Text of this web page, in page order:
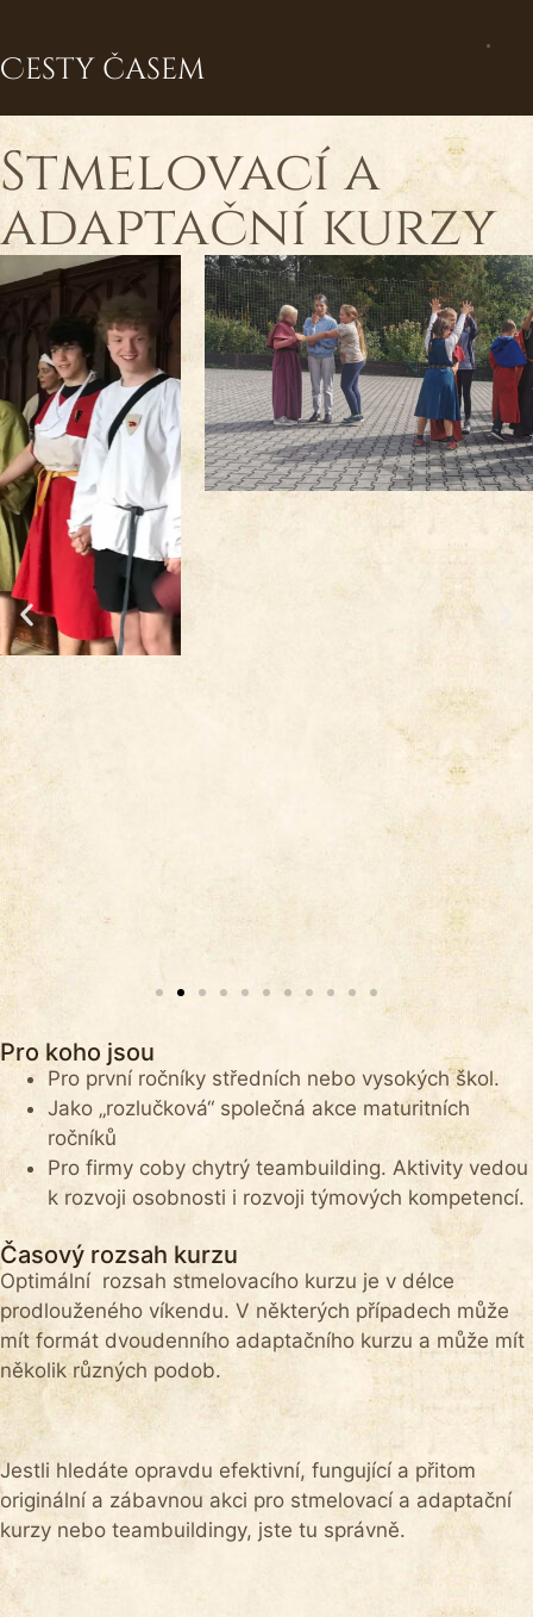
Cesty časem
Stmelovací a
adaptační kurzy
Pro koho jsou
Pro první ročníky středních nebo vysokých škol.
Jako „rozlučková“ společná akce maturitních
ročníků
Pro firmy coby chytrý teambuilding. Aktivity vedou
k rozvoji osobnosti i rozvoji týmových kompetencí.
Časový rozsah kurzu
Optimální rozsah stmelovacího kurzu je v délce
prodlouženého víkendu. V některých případech může
mít formát dvoudenního adaptačního kurzu a může mít
několik různých podob.
Jestli hledáte opravdu efektivní, fungující a přitom
originální a zábavnou akci pro stmelovací a adaptační
kurzy nebo teambuildingy, jste tu správně.